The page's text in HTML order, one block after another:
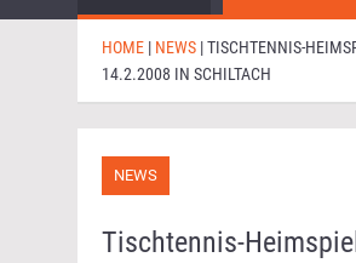
HOME | NEWS |TISCHTENNIS-
14.2.2008 IN SCHILTACH
NEWS
Tischtennis-